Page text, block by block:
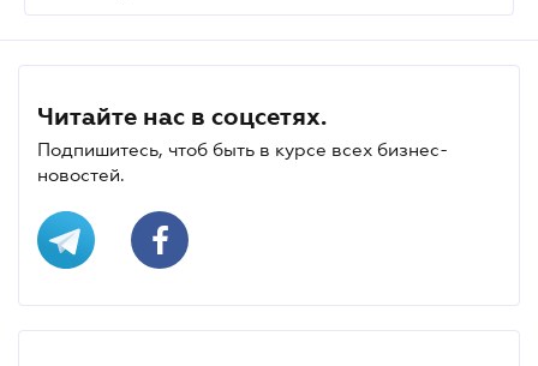
Читайте нас в соцсетях.
Подпишитесь, чтоб быть в курсе всех бизнес-
новостей.